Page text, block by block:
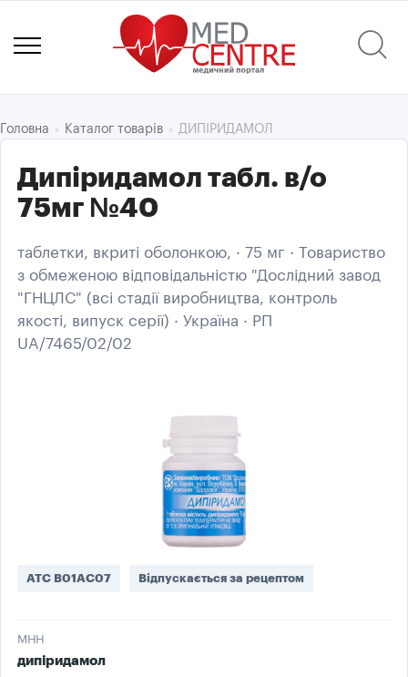
Головна Каталог товарів ДИПІРИДАМОЛ
Дипіридамол табл. в/о
75мг №40
таблетки, вкриті оболонкою, · 75 мг · Товариство
з обмеженою відповідальністю "Дослідний завод
"ГНЦЛС" (всі стадії виробництва, контроль
якості, випуск серії) · Україна · РП
UA/7465/02/02
ATC B01AC07 Відпускається за рецептом
МНН
дипіридамол